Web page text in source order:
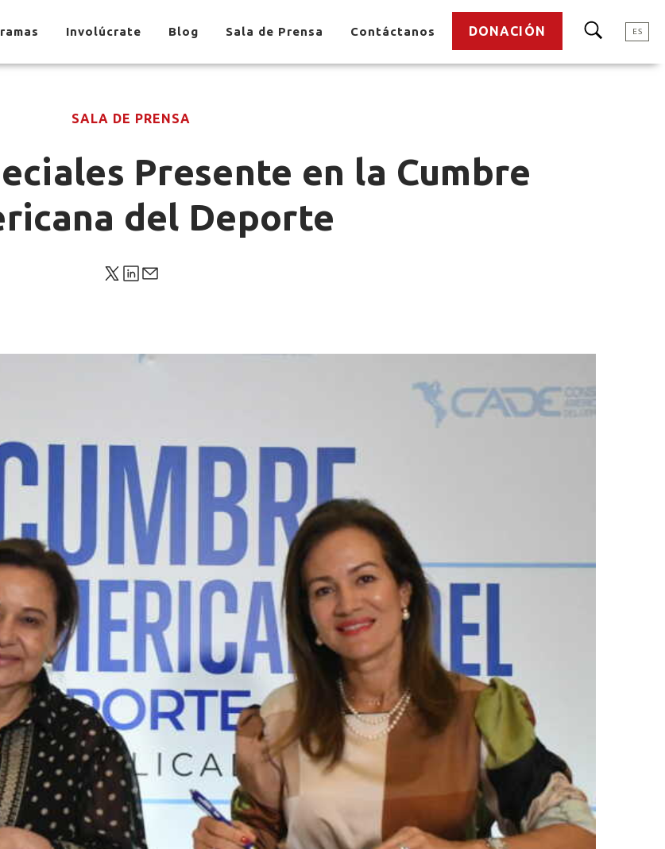
Involúcrate Blog Sala de Prensa Contáctanos DONACIÓN ES
SALA DE PRENSA
Presente en la Cumbre
del Deporte